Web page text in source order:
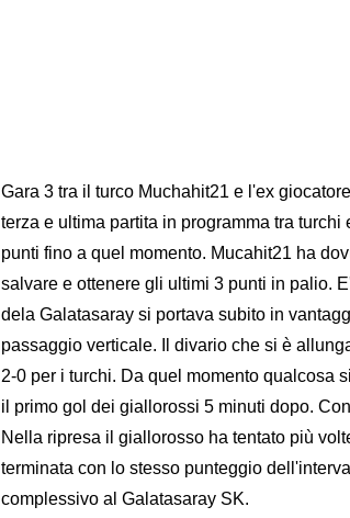
Gara 3 tra il turco Muchahit21 e l'ex
terza e ultima partita in programma tra
punti fino a quel momento. Mucahit21 ha
salvare e ottenere gli ultimi 3 punti in palio.
dela Galatasaray si portava subito in
passaggio verticale. Il divario che si è
2-0 per i turchi. Da quel momento qualcosa
il primo gol dei giallorossi 5 minuti dopo.
Nella ripresa il giallorosso ha tentato più
terminata con lo stesso punteggio
complessivo al Galatasaray SK.